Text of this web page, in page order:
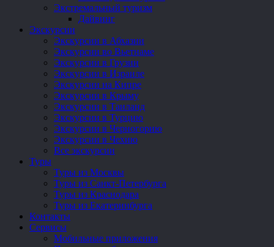
Экстремальный туризм
Дайвинг
Экскурсии
Экскурсии в Абхазии
Экскурсии во Вьетнаме
Экскурсии в Грузии
Экскурсии в Израиле
Экскурсии на Кипре
Экскурсии в Крыму
Экскурсии в Таиланд
Экскурсии в Турцию
Экскурсии в Черногорию
Экскурсии в Чехию
Все экскурсии
Туры
Туры из Москвы
Туры из Санкт-Петербурга
Туры из Краснодара
Туры из Екатеринбурга
Контакты
Сервисы
Мобильные приложения